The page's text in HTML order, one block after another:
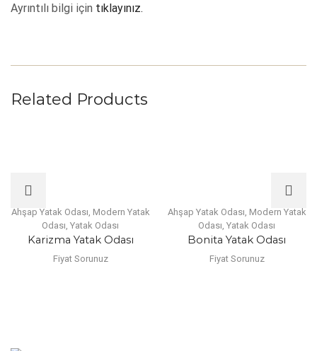
Ayrıntılı bilgi için tıklayınız.
Related Products
Ahşap Yatak Odası Modern Yatak
Odası Yatak Odası
Karizma Yatak Odası
Fiyat Sorunuz
Ahşap Yatak Odası Modern Yatak
Odası Yatak Odası
Bonita Yatak Odası
Fiyat Sorunuz